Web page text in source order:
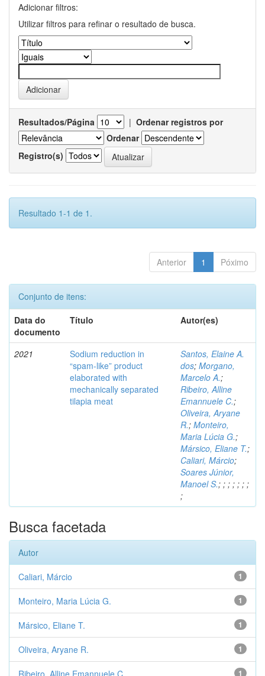
Adicionar filtros:
Utilizar filtros para refinar o resultado de busca.
Resultados/Página | Ordenar registros por
Ordenar
Registro(s)
Resultado 1-1 de 1.
Anterior 1 Póximo
Conjunto de itens:
Data do
documento
Título Autor(es)
2021
Sodium reduction in
“spam-like” product
elaborated with
mechanically separated
tilapia meat
Santos, Elaine A.
dos; Morgano,
Marcelo A.;
Ribeiro, Alline
Emannuele C.;
Oliveira, Aryane
R.; Monteiro,
Maria Lúcia G.;
Mársico, Eliane T.;
Caliari, Márcio;
Soares Júnior,
Manoel S.; ; ; ; ; ; ;
;
Busca facetada
Autor
1
Caliari, Márcio
1
Monteiro, Maria Lúcia G.
1
Mársico, Eliane T.
1
Oliveira, Aryane R.
1